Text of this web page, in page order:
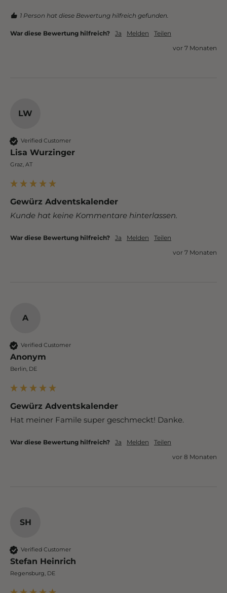
1 Person hat diese Bewertung hilfreich gefunden.
War diese Bewertung hilfreich? Ja Melden
Teilen
vor 7 Monaten
LW
Verified Customer
Lisa Wurzinger
Graz, AT
Gewürz Adventskalender
Kunde hat keine Kommentare hinterlassen.
War diese Bewertung hilfreich? Ja Melden
Teilen
vor 7 Monaten
A
Verified Customer
Anonym
Berlin, DE
Gewürz Adventskalender
War diese Bewertung hilfreich? Ja Melden
Teilen
vor 8 Monaten
SH
Verified Customer
Stefan Heinrich
Regensburg, DE